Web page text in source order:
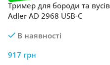
Тример для бороди та вусів
Adler AD 2968 USB-C
В наявності
917 грн